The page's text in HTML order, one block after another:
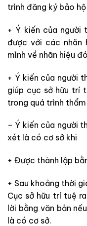
trình đăng ký bảo hộ
+ Ý kiến của người
được với các nhãn
mình về nhãn hiệu đó
+ Ý kiến của người
giúp cục sở hữu trí
trong quá trình
– Ý kiến của người
xét là có cơ sở khi
+ Được thành lập
+ Sau khoảng thời
Cục sở hữu trí tuệ
lời bằng văn bản
là có cơ sở.